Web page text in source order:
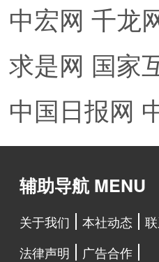
中宏网 千龙
求是网 国家
中国日报网
辅助导航 MENU
关于我们 本社动态
法律声明
广告合作